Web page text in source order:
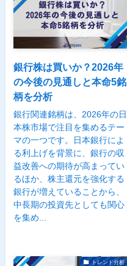
銀行株は買いか？2026年
の今後の見通しと本命5銘
柄を分析
銀行関連銘柄は、2026年の日
本株市場で注目を集めるテー
マの一つです。日本銀行によ
る利上げを背景に、銀行の収
益改善への期待が高まってい
るほか、株主還元を強化する
銀行が増えていることから、
中長期の投資先としても関心
を集め...
トレンド分析